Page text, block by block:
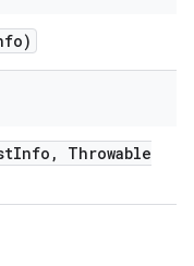
Info ,
Throwable